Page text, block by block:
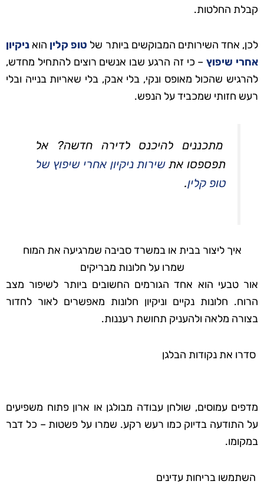
קבלת החלטות.
לכן, אחד השירותים המבוקשים ביותר של טופ קלין הוא ניקיון
אחרי שיפוץ– כי זה הרגע שבו אנשים רוצים להתחיל מחדש,
להרגיש שהכול מאופס ונקי, בלי אבק, בלי שאריות בנייה ובלי
רעש חזותי שמכביד על הנפש.
מתכננים להיכנס לדירה חדשה? אל
תפספסו אתשירות ניקיון אחרי שיפוץ של
טופ קלין.
איך ליצור בבית או במשרד סביבה שמרגיעה את המוח
שמרו על חלונות מבריקים
אור טבעי הוא אחד הגורמים החשובים ביותר לשיפור מצב
הרוח. חלונות נקיים וניקיון חלונות מאפשרים לאור לחדור
בצורה מלאה ולהעניק תחושת רעננות.
סדרו את נקודות הבלגן
מדפים עמוסים, שולחן עבודה מבולגן או ארון פתוח משפיעים
על התודעה בדיוק כמו רעש רקע. שמרו על פשטות – כל דבר
במקומו.
השתמשו בריחות עדינים